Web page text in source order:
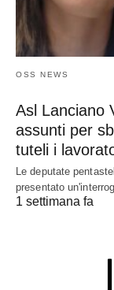
OSS NEWS
Asl Lanciano
assunti per
tuteli i
Le deputate
presentato
1 settimana fa